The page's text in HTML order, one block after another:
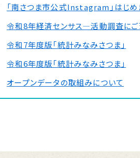
「南さつま市公式Instagram」はじめ
令和8年経済センサス―活動調査にご
令和7年度版「統計みなみさつま」
令和6年度版「統計みなみさつま」
オープンデータの取組みについて
令和４年度版「統計みなみさつま」